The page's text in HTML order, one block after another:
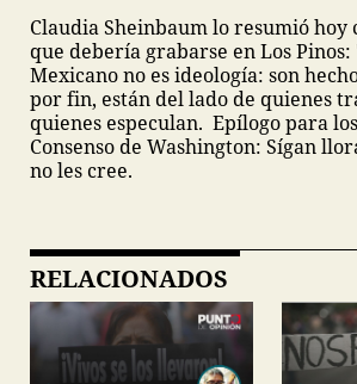
Claudia Sheinbaum lo resumió hoy
que debería grabarse en Los
Mexicano no es ideología: son
por fin, están del lado de quienes
quienes especulan. Epílogo para
Consenso de Washington: Sígan
no les cree.
RELACIONADOS